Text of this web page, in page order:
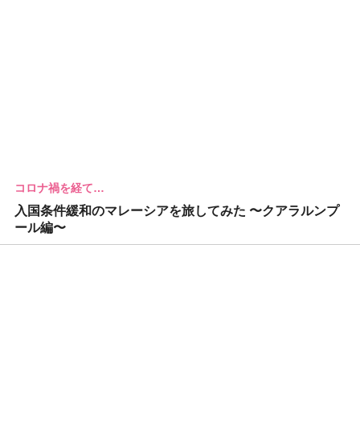
コロナ禍を経て…
入国条件緩和のマレーシアを旅してみた 〜クアラルンプ
ール編〜